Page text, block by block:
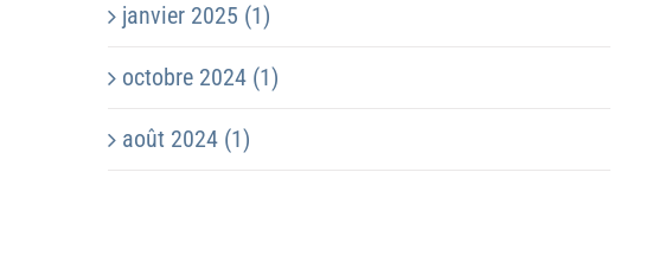
janvier 2025 (1)
octobre 2024 (1)
août 2024 (1)